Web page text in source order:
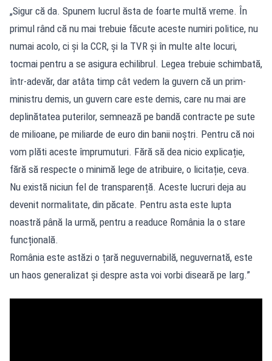
„Sigur că da. Spunem lucrul ăsta de foarte multă vreme. În
primul rând că nu mai trebuie făcute aceste numiri politice, nu
numai acolo, ci și la CCR, și la TVR și în multe alte locuri,
tocmai pentru a se asigura echilibrul. Legea trebuie schimbată,
într-adevăr, dar atâta timp cât vedem la guvern că un prim-
ministru demis, un guvern care este demis, care nu mai are
deplinătatea puterilor, semnează pe bandă contracte pe sute
de milioane, pe miliarde de euro din banii noștri. Pentru că noi
vom plăti aceste împrumuturi. Fără să dea nicio explicație,
fără să respecte o minimă lege de atribuire, o licitație, ceva.
Nu există niciun fel de transparență. Aceste lucruri deja au
devenit normalitate, din păcate. Pentru asta este lupta
noastră până la urmă, pentru a readuce România la o stare
funcțională.
România este astăzi o țară neguvernabilă, neguvernată, este
un haos generalizat și despre asta voi vorbi diseară pe larg.”